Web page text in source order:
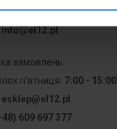
269 12 12
info@el12.pl
замовлень:
п'ятниця: 7:00 - 15:00
esklep@el12.pl
609 697 377